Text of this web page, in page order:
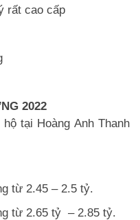
rất cao cấp
2022
tại Hoàng Anh Thanh
từ 2.45 – 2.5 tỷ.
từ 2.65 tỷ – 2.85 tỷ.